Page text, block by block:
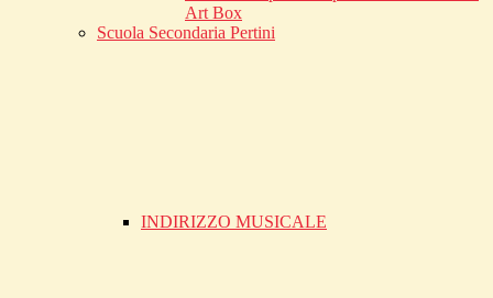
Art Box
Scuola Secondaria Pertini
INDIRIZZO MUSICALE